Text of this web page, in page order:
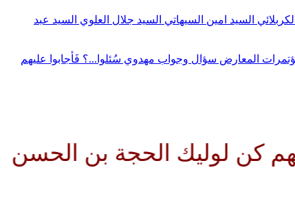
السيد امين السيهاتي السيد جلال العلوي السيد عبد
المعارض سؤال وجواب مهدوي سُئلوا...؟ فَأجابوا عليهم
الحجة بن الحسن صلواتك